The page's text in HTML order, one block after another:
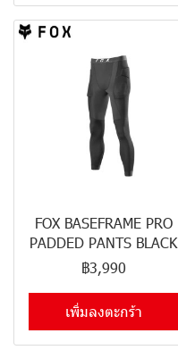
FOX BASEFRAME PRO
PADDED PANTS BLACK
฿3,990
เพิ่มลงตะกร้า